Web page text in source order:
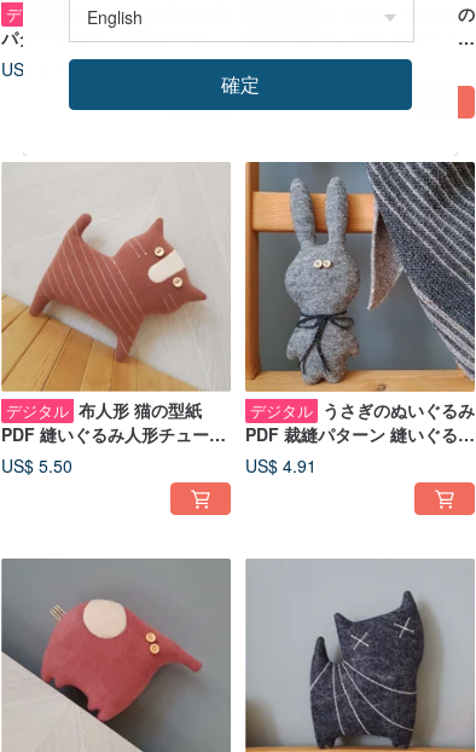
デジタル
クリスマス鹿の縫製
パターン pdf、英語のデジタ
ル チュートリアル、おもちゃ
のスキャンディ スタイル
US$ 5.71
クマのぬいぐるみの
裁縫パターン PDF チュートリ
アル 2 点セット (英語) デジタ
ル ダウンロード
US$ 6.71
デジタル 布人形 猫の型紙
PDF 縫いぐるみ人形チュート
リアル 英語、デジタル ダウン
ロード
US$ 5.50
デジタル うさぎのぬいぐるみ
PDF 裁縫パターン 縫いぐるみ
人形 チュートリアル 英語 デ
ジタル ダウンロード
US$ 4.91
確定